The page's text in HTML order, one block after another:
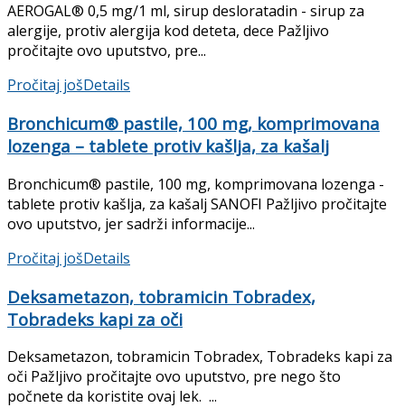
AEROGAL® 0,5 mg/1 ml, sirup desloratadin - sirup za
alergije, protiv alergija kod deteta, dece Pažljivo
pročitajte ovo uputstvo, pre...
Pročitaj jošDetails
Bronchicum® pastile, 100 mg, komprimovana
lozenga – tablete protiv kašlja, za kašalj
Bronchicum® pastile, 100 mg, komprimovana lozenga -
tablete protiv kašlja, za kašalj SANOFI Pažljivo pročitajte
ovo uputstvo, jer sadrži informacije...
Pročitaj jošDetails
Deksametazon, tobramicin Tobradex,
Tobradeks kapi za oči
Deksametazon, tobramicin Tobradex, Tobradeks kapi za
oči Pažljivo pročitajte ovo uputstvo, pre nego što
počnete da koristite ovaj lek. ...